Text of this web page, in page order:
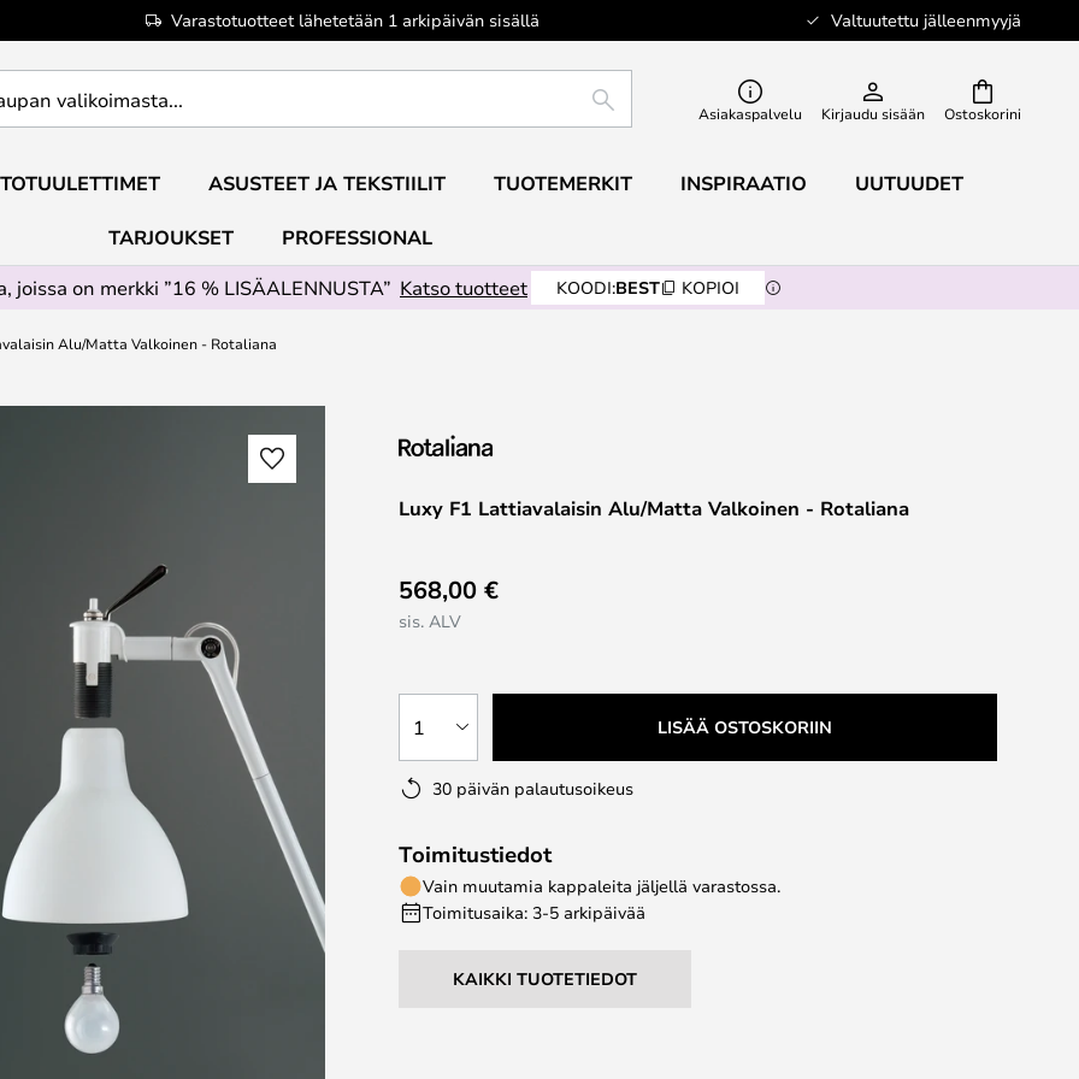
Varastotuotteet lähetetään 1 arkipäivän sisällä Valtuutettu jälleenmyyjä
Ostoskorini
ETSI Asiakaspalvelu Kirjaudu sisään
ASUSTEET JA TEKSTIILIT TUOTEMERKIT INSPIRAATIO UUTUUDET
TARJOUKSET
PROFESSIONAL
joissa on merkki ”16 % LISÄALENNUSTA” Katso tuotteet KOODI:BEST KOPIOI
Alu/Matta Valkoinen - Rotaliana
Luxy F1 Lattiavalaisin Alu/Matta Valkoinen - Rotaliana
568,00 €
sis. ALV
1 LISÄÄ OSTOSKORIIN
30 päivän palautusoikeus
Toimitustiedot
Vain muutamia kappaleita jäljellä varastossa.
Toimitusaika: 3-5 arkipäivää
KAIKKI TUOTETIEDOT